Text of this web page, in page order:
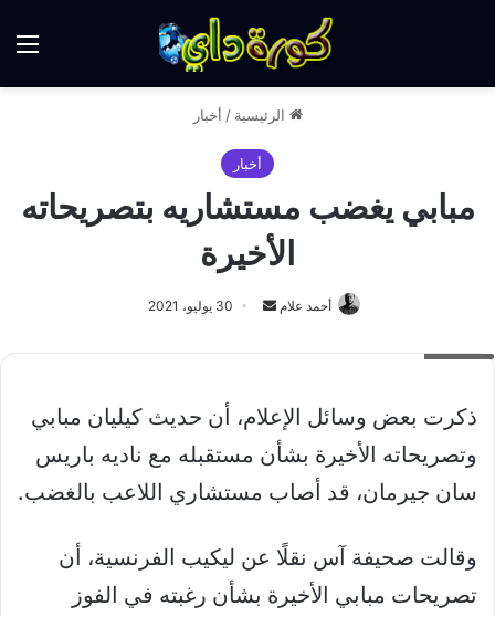
الرئيسية / أخبار
أخبار
مبابي يغضب مستشاريه بتصريحاته
الأخيرة
أحمد علام
أرسل
إلكترونيا
30 يوليو، 2021
ذكرت بعض وسائل الإعلام، أن حديث كيليان مبابي
وتصريحاته الأخيرة بشأن مستقبله مع ناديه باريس
سان جيرمان، قد أصاب مستشاري اللاعب بالغضب.
وقالت صحيفة آس نقلًا عن ليكيب الفرنسية، أن
تصريحات مبابي الأخيرة بشأن رغبته في الفوز